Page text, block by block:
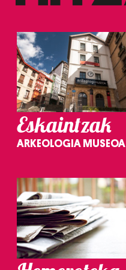
Eskaintzak
ARKEOLOGIA MUSEOA